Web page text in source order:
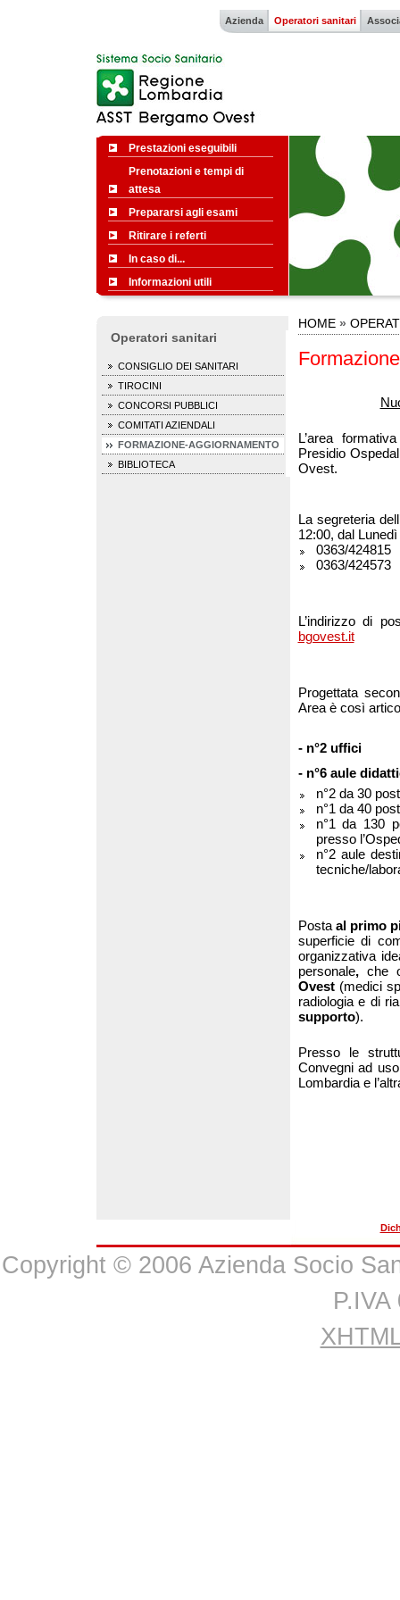
Azienda Operatori sanitari
Prestazioni eseguibili
Prenotazioni e tempi di
attesa
Prepararsi agli esami
Ritirare i referti
In caso di...
Informazioni utili
Operatori sanitari
CONSIGLIO DEI SANITARI
TIROCINI
CONCORSI PUBBLICI
COMITATI AZIENDALI
FORMAZIONE-AGGIORNAMENTO
BIBLIOTECA
HOME»
L’area
Presidio
Ovest.
La segreteria
12:00, dal
0363/424815
0363/424573
L’indirizzo di
bgovest.it
Progettata
Area è così
- n°2 uffici
- n°6 aule
n°2 da 30
n°1 da 40
n°1 da 130
presso
n°2 aule
tecniche/
Posta al primo
superficie di
organizzativa
personale,che
Ovest (medici
radiologia e di
supporto).
Presso le
Convegni ad
Lombardia e
Copyright © 2006 Azienda Socio